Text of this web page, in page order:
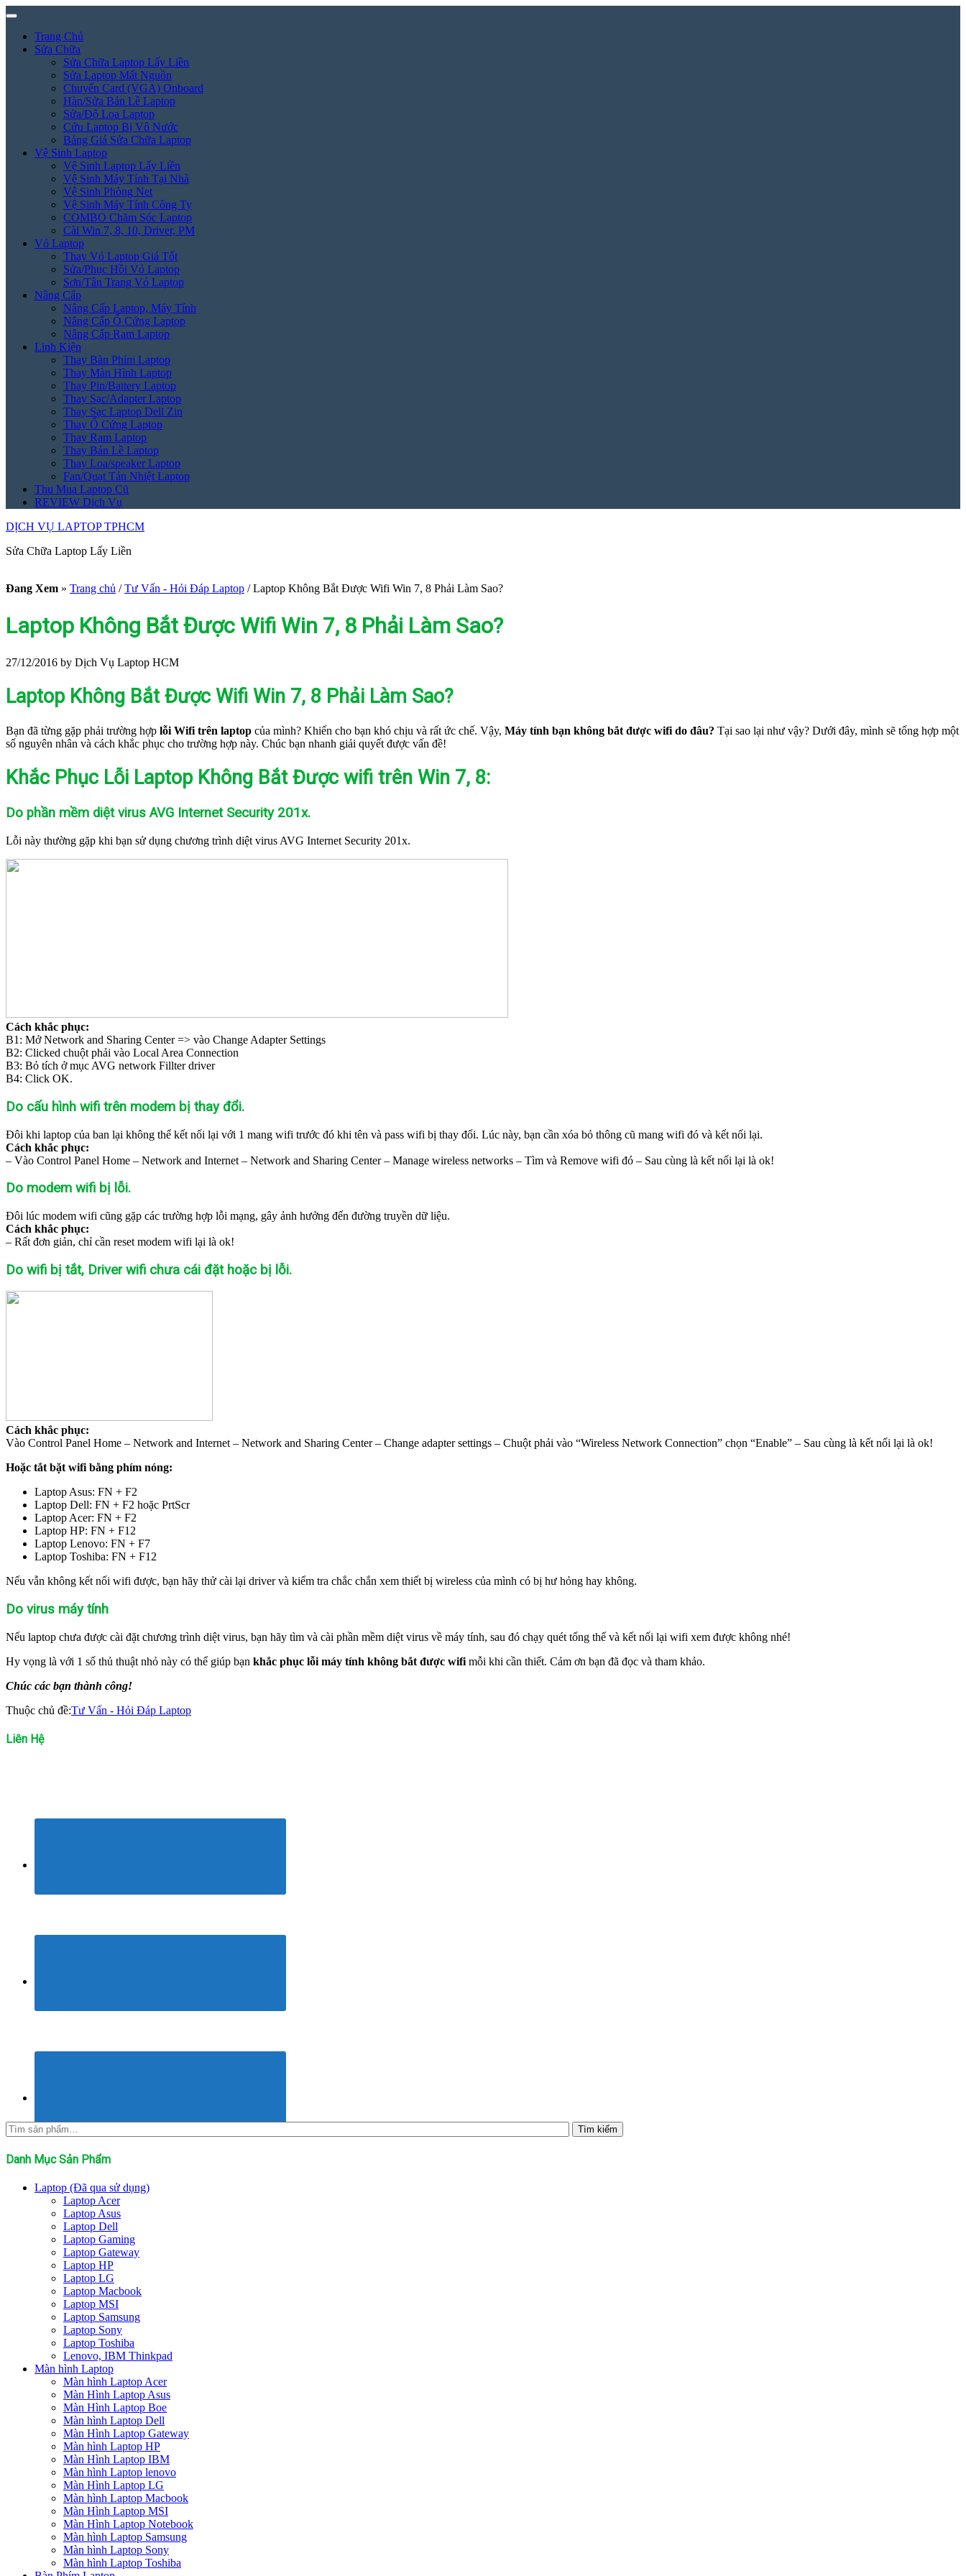
Trang Chủ
Sửa Chữa
Sửa Chữa Laptop Lấy Liền
Sửa Laptop Mất Nguồn
Chuyển Card (VGA) Onboard
Hàn/Sửa Bản Lề Laptop
Sửa/Độ Loa Laptop
Cứu Laptop Bị Vô Nước
Bảng Giá Sửa Chữa Laptop
Vệ Sinh Laptop
Vệ Sinh Laptop Lấy Liền
Vệ Sinh Máy Tính Tại Nhà
Vệ Sinh Phòng Net
Vệ Sinh Máy Tính Công Ty
COMBO Chăm Sóc Laptop
Cài Win 7, 8, 10, Driver, PM
Vỏ Laptop
Thay Vỏ Laptop Giá Tốt
Sửa/Phục Hồi Vỏ Laptop
Sơn/Tân Trang Vỏ Laptop
Nâng Cấp
Nâng Cấp Laptop, Máy Tính
Nâng Cấp Ổ Cứng Laptop
Nâng Cấp Ram Laptop
Linh Kiện
Thay Bàn Phím Laptop
Thay Màn Hình Laptop
Thay Pin/Battery Laptop
Thay Sạc/Adapter Laptop
Thay Sạc Laptop Dell Zin
Thay Ổ Cứng Laptop
Thay Ram Laptop
Thay Bản Lề Laptop
Thay Loa/speaker Laptop
Fan/Quạt Tản Nhiệt Laptop
Thu Mua Laptop Cũ
REVIEW Dịch Vụ
DỊCH VỤ LAPTOP TPHCM
Sửa Chữa Laptop Lấy Liền
Đang Xem » Trang chủ / Tư Vấn - Hỏi Đáp Laptop /Laptop Không Bắt Được Wifi Win 7, 8 Phải Làm Sao?
Laptop Không Bắt Được Wifi Win 7, 8 Phải Làm Sao?
27/12/2016 by Dịch Vụ Laptop HCM
Laptop Không Bắt Được Wifi Win 7, 8 Phải Làm Sao?
Bạn đã từng gặp phải trường hợp lỗi Wifi trên laptop của mình? Khiến cho bạn khó chịu và rất ức chế. Vậy, Máy tính bạn không bắt được wifi do đâu? Tại sao lại như vậy? Dưới đây, mình sẽ tổng hợp một
số nguyên nhân và cách khắc phục cho trường hợp này. Chúc bạn nhanh giải quyết được vấn đề!
Khắc Phục Lỗi Laptop Không Bắt Được wifi trên Win 7, 8:
Do phần mềm diệt virus AVG Internet Security 201x.
Lỗi này thường gặp khi bạn sử dụng chương trình diệt virus AVG Internet Security 201x.
Cách khắc phục:
B1: Mở Network and Sharing Center => vào Change Adapter Settings
B2: Clicked chuột phải vào Local Area Connection
B3: Bỏ tích ở mục AVG network Fillter driver
B4: Click OK.
Do cấu hình wifi trên modem bị thay đổi.
Đôi khi laptop của ban lại không thể kết nối lại với 1 mang wifi trước đó khi tên và pass wifi bị thay đổi. Lúc này, bạn cần xóa bỏ thông cũ mang wifi đó và kết nối lại.
Cách khắc phục:
– Vào Control Panel Home – Network and Internet – Network and Sharing Center – Manage wireless networks – Tìm và Remove wifi đó – Sau cùng là kết nối lại là ok!
Do modem wifi bị lỗi.
Đôi lúc modem wifi cũng gặp các trường hợp lỗi mạng, gây ảnh hưởng đến đường truyền dữ liệu.
Cách khắc phục:
– Rất đơn giản, chỉ cần reset modem wifi lại là ok!
Do wifi bị tắt, Driver wifi chưa cái đặt hoặc bị lỗi.
Cách khắc phục:
Vào Control Panel Home – Network and Internet – Network and Sharing Center – Change adapter settings – Chuột phải vào “Wireless Network Connection” chọn “Enable” – Sau cùng là kết nối lại là ok!
Hoặc tắt bặt wifi bằng phím nóng:
Laptop Asus: FN + F2
Laptop Dell: FN + F2 hoặc PrtScr
Laptop Acer: FN + F2
Laptop HP: FN + F12
Laptop Lenovo: FN + F7
Laptop Toshiba: FN + F12
Nếu vẫn không kết nối wifi được, bạn hãy thử cài lại driver và kiểm tra chắc chắn xem thiết bị wireless của mình có bị hư hỏng hay không.
Do virus máy tính
Nếu laptop chưa được cài đặt chương trình diệt virus, bạn hãy tìm và cài phần mềm diệt virus về máy tính, sau đó chạy quét tổng thể và kết nối lại wifi xem được không nhé!
Hy vọng là với 1 số thủ thuật nhỏ này có thể giúp bạn khắc phục lỗi máy tính không bắt được wifi mỗi khi cần thiết. Cảm ơn bạn đã đọc và tham khảo.
Chúc các bạn thành công!
Thuộc chủ đề:Tư Vấn - Hỏi Đáp Laptop
Liên Hệ
Tìm
kiếm:
Tìm kiếm
Danh Mục Sản Phẩm
Laptop (Đã qua sử dụng)
Laptop Acer
Laptop Asus
Laptop Dell
Laptop Gaming
Laptop Gateway
Laptop HP
Laptop LG
Laptop Macbook
Laptop MSI
Laptop Samsung
Laptop Sony
Laptop Toshiba
Lenovo, IBM Thinkpad
Màn hình Laptop
Màn hình Laptop Acer
Màn Hình Laptop Asus
Màn Hình Laptop Boe
Màn hình Laptop Dell
Màn Hình Laptop Gateway
Màn hình Laptop HP
Màn Hình Laptop IBM
Màn hình Laptop lenovo
Màn Hình Laptop LG
Màn hình Laptop Macbook
Màn Hình Laptop MSI
Màn Hình Laptop Notebook
Màn hình Laptop Samsung
Màn hình Laptop Sony
Màn hình Laptop Toshiba